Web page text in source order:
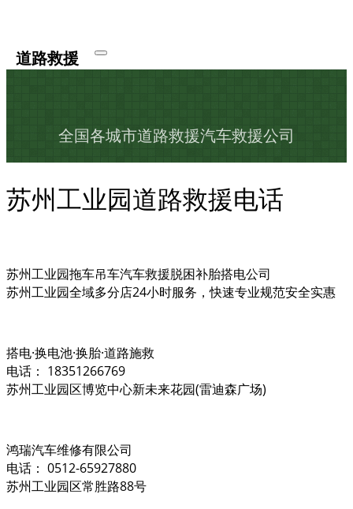
道路救援
全国各城市道路救援汽车救援公司
苏州工业园道路救援电话
苏州工业园拖车吊车汽车救援脱困补胎搭电公司
苏州工业园全域多分店24小时服务，快速专业规范安全实惠
搭电·换电池·换胎·道路施救
电话： 18351266769
苏州工业园区博览中心新未来花园(雷迪森广场)
鸿瑞汽车维修有限公司
电话： 0512-65927880
苏州工业园区常胜路88号